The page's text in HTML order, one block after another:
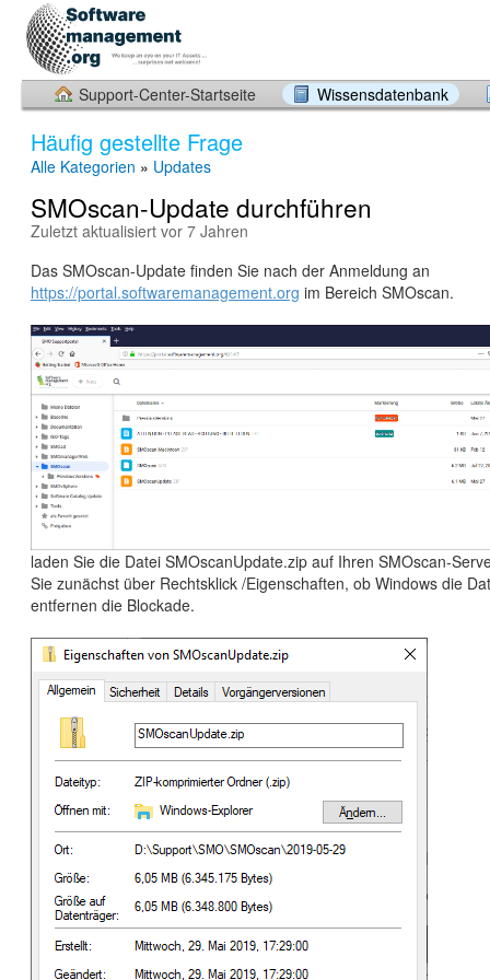
Support-Center-Startseite Wissensdatenbank
Häufig gestellte Frage
Alle Kategorien » Updates
SMOscan-Update durchführen
Zuletzt aktualisiert vor 7 Jahren
Das SMOscan-Update finden Sie nach der Anmeldung an
https://portal.softwaremanagement.org im Bereich SMOscan.
laden Sie die Datei SMOscanUpdate.zip auf Ihren SMOscan-
Sie zunächst über Rechtsklick /Eigenschaften, ob Windows die
entfernen die Blockade.